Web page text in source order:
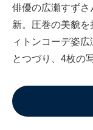
俳優の広瀬すずさ
新。圧巻の美貌
ィトンコーデ姿広
とつづり、4枚の